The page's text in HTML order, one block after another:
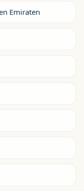
Emiraten